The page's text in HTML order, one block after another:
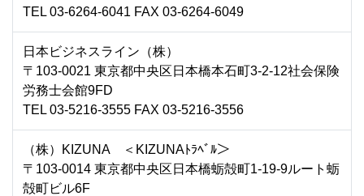
TEL 03-6264-6041 FAX 03-6264-6049
日本ビジネスライン（株）
〒103-0021 東京都中央区日本橋本石町3-2-12社会保険
労務士会館9FD
TEL 03-5216-3555 FAX 03-5216-3556
（株）KIZUNA ＜KIZUNAﾄﾗﾍﾞﾙ＞
〒103-0014 東京都中央区日本橋蛎殻町1-19-9ルート蛎
殻町ビル6F